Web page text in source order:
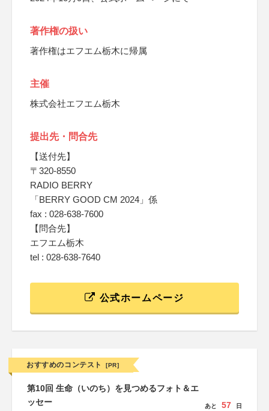
著作権の扱い
著作権はエフエム栃木に帰属
主催
株式会社エフエム栃木
提出先・問合先
【送付先】
〒320-8550
RADIO BERRY
「BERRY GOOD CM 2024」係
fax : 028-638-7600
【問合先】
エフエム栃木
tel : 028-638-7640
公式ホームページ
おすすめのコンテスト [PR]
第10回 生命（いのち）を見つめるフォト＆エ
ッセー
あと 57 日